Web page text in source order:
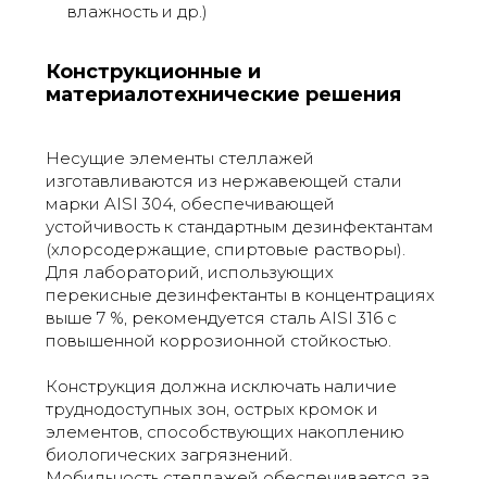
влажность и др.)
Конструкционные и
материалотехнические решения
Несущие элементы стеллажей
изготавливаются из нержавеющей стали
марки AISI 304, обеспечивающей
устойчивость к стандартным дезинфектантам
(хлорсодержащие, спиртовые растворы).
Для лабораторий, использующих
перекисные дезинфектанты в концентрациях
выше 7 %, рекомендуется сталь AISI 316 с
повышенной коррозионной стойкостью.
Конструкция должна исключать наличие
труднодоступных зон, острых кромок и
элементов, способствующих накоплению
биологических загрязнений.